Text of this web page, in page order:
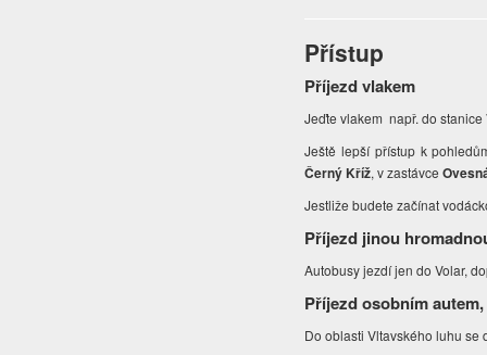
Přístup
Příjezd vlakem
Jeďte vlakem např. do stanice
Ještě lepší přístup k
Černý Kříž, v zastávce
Jestliže budete začínat
Příjezd jinou
Autobusy jezdí jen do Volar,
Příjezd osobním
Do oblasti Vltavského luhu se